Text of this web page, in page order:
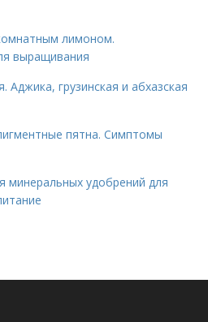
лимоном.
выращивания
Аджика, грузинская и абхазская
пятна. Симптомы
минеральных удобрений для